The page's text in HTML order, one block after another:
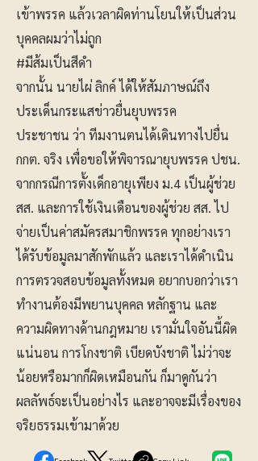
เข้าพรรค แล้วเวลาผิดท่านโยนให้เป็นส่วน
บุคคลผมว่าไม่ถูก
#มีส้มเป็นสีดำ
จากนั้น นายไผ่ ลิกค์ ได้ให้สัมภาษณ์ถึง
ประเด็นกระแสข่าวยื่นยุบพรรค
ประชาชน ว่า ทีมงานตนได้เดินทางไปยื่น
กกต. จริง เพื่อขอให้พิจารณายุบพรรค ปชน.
จากกรณีการตั้งเด็กอายุเพียง ม.4 เป็นผู้ช่วย
สส. และการใช้เงินเดือนของผู้ช่วย สส. ไป
จ่ายเป็นค่าสมัครสมาชิกพรรค ทุกอย่างเรา
ได้รับข้อมูลมาสักพักแล้ว และเราได้ดำเนิน
การตรวจสอบข้อมูลทั้งหมด อยากบอกว่าเรา
ทำงานต้องมีพยานบุคคล หลักฐาน และ
ความผิดทางด้านกฎหมาย เรามั่นใจอันนี้ผิด
แน่นอน การโกงชาติ เบียดบังชาติ ไม่ว่าจะ
น้อยหรือมากก็ผิดเหมือนกัน ก็มาดูกันว่า
ผลลัพธ์จะเป็นอย่างไร และอาจจะมีเรื่องของ
จริยธรรมเข้ามาด้วย